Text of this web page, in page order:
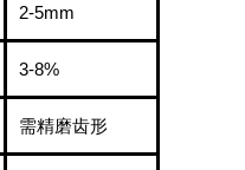
2-5mm
3-8%
需精磨齿形